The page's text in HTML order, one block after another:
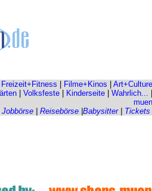
Freizeit+Fitness Filme+Kinos
Art+Culture
| Volksfeste| Kinderseite| Wahrlich...
Jobbörse Reisebörse Babysitter Tickets